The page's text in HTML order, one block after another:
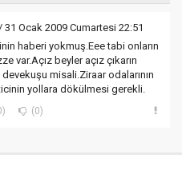
31 Ocak 2009 Cumartesi 22:51
haberi yokmuş.Eee tabi onların
var.Açız beyler açız çıkarın
devekuşu misali.Ziraar odalarının
yollara dökülmesi gerekli.
(0)